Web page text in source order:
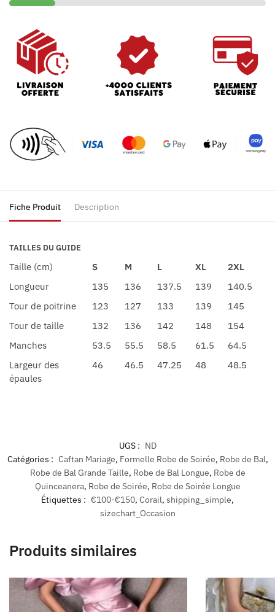
Fiche Produit Description
TAILLES DU GUIDE
Taille (cm) S M L XL
2XL
Longueur
135 136 137.5 139
140.5
Tour de poitrine
123 127 133 139
145
Tour de taille
132 136 142 148
154
Manches
53.5 55.5 58.5 61.5
64.5
Largeur des
épaules
46 46.5 47.25 48 48.5
UGS : ND
Catégories : Caftan Mariage, Formelle Robe de Soirée, Robe de Bal,
Robe de Bal Grande Taille, Robe de Bal Longue, Robe de
Quinceanera, Robe de Soirée, Robe de Soirée Longue
Étiquettes : €100-€150, Corail, shipping_simple,
sizechart_Occasion
Produits similaires